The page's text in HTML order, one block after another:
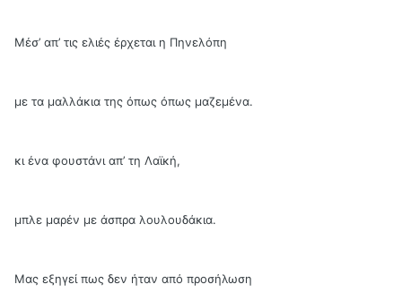
Μέσ’ απ’ τις ελιές έρχεται η Πηνελόπη
με τα μαλλάκια της όπως όπως μαζεμένα.
κι ένα φουστάνι απ’ τη Λαϊκή,
μπλε μαρέν με άσπρα λουλουδάκια.
Μας εξηγεί πως δεν ήταν από προσήλωση